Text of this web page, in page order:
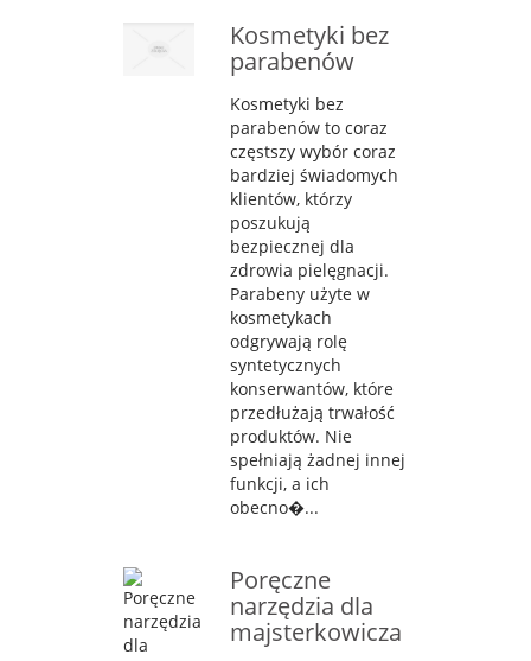
Kosmetyki bez
parabenów
Kosmetyki bez
parabenów to coraz
częstszy wybór coraz
bardziej świadomych
klientów, którzy
poszukują
bezpiecznej dla
zdrowia pielęgnacji.
Parabeny użyte w
kosmetykach
odgrywają rolę
syntetycznych
konserwantów, które
przedłużają trwałość
produktów. Nie
spełniają żadnej innej
funkcji, a ich
obecno�...
Poręczne
narzędzia dla
majsterkowicza